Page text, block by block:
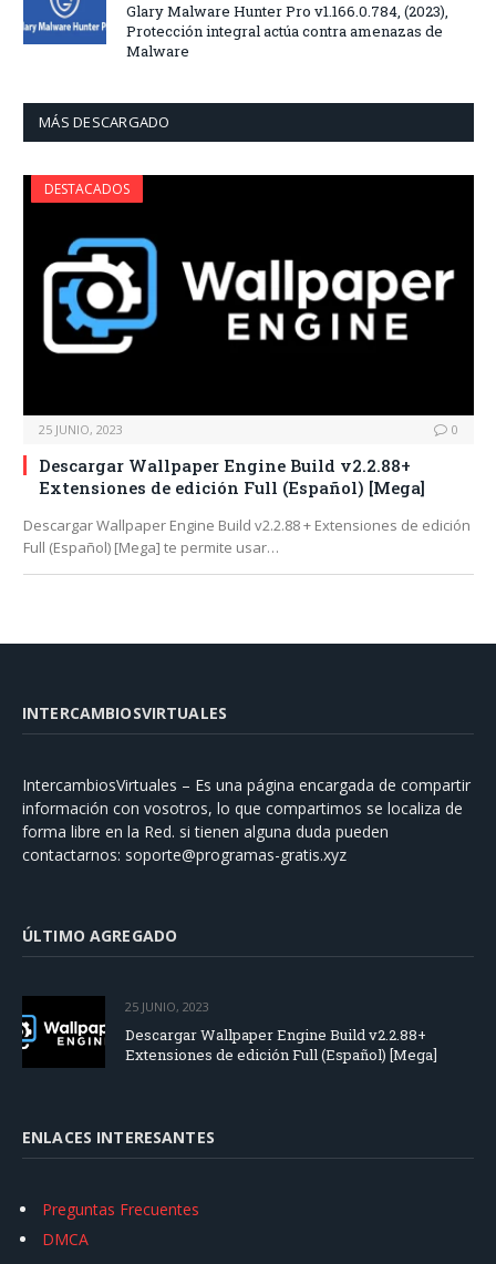
Glary Malware Hunter Pro v1.166.0.784, (2023),
Protección integral actúa contra amenazas de
Malware
MÁS DESCARGADO
DESTACADOS
25 JUNIO, 2023 0
Descargar Wallpaper Engine Build v2.2.88+
Extensiones de edición Full (Español) [Mega]
Descargar Wallpaper Engine Build v2.2.88 + Extensiones de edición
Full (Español) [Mega] te permite usar…
INTERCAMBIOSVIRTUALES
IntercambiosVirtuales – Es una página encargada de compartir
información con vosotros, lo que compartimos se localiza de
forma libre en la Red. si tienen alguna duda pueden
contactarnos: soporte@programas-gratis.xyz
ÚLTIMO AGREGADO
25 JUNIO, 2023
Descargar Wallpaper Engine Build v2.2.88+
Extensiones de edición Full (Español) [Mega]
ENLACES INTERESANTES
Preguntas Frecuentes
DMCA